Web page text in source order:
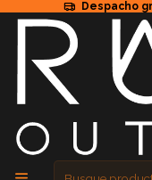
Despacho